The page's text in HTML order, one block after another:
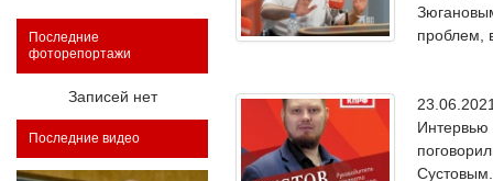
Последние
фоторепортажи
Записей нет
Последние видео
проблем,
Интервью